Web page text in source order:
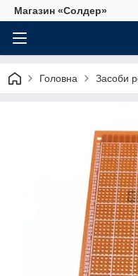
Магазин «Солдер»
Головна Засоби